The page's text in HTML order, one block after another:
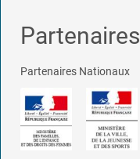
Partenaires
Partenaires Nationaux